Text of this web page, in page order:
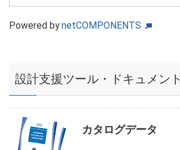
Powered bynetCOMPONENTS
設計支援ツール・ドキュメント
カタログデータ